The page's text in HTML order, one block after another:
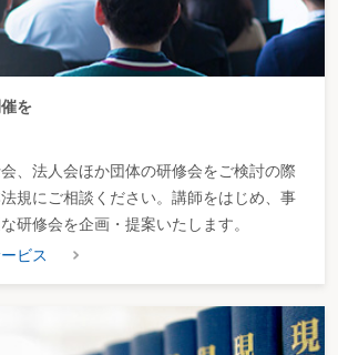
を
、法人会ほか団体の研修会をご検討の際
規にご相談ください。講師をはじめ、事
研修会を企画・提案いたします。
ビス